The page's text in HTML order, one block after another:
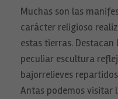
Muchas son las
carácter religioso
estas tierras.
peculiar escultura
bajorrelieves
Antas podemos visitar